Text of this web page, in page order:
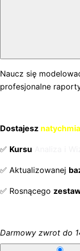
Naucz się
profesjonalne
Dostajesz
✅ Kursu
✅ Aktualizowanej
✅ Rosnącego
Darmowy zwrot do